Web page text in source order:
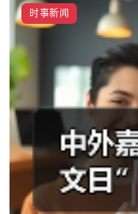
时事新闻